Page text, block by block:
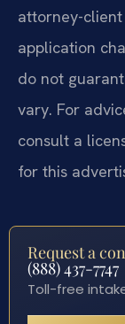
attorney-
application
do not
vary. For
consult a
for this
Request a
(888) 437-7747
Toll-free